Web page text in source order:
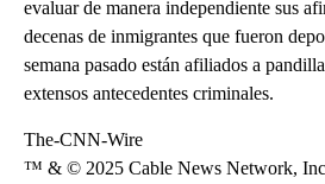
evaluar de manera independiente sus
decenas de inmigrantes que fueron
semana pasado están afiliados a
extensos antecedentes criminales.
The-CNN-Wire
™ & © 2025 Cable News Network,